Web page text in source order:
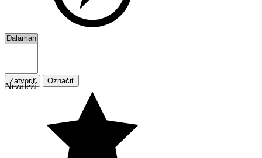
Zatvoriť Označiť
Nezáleží